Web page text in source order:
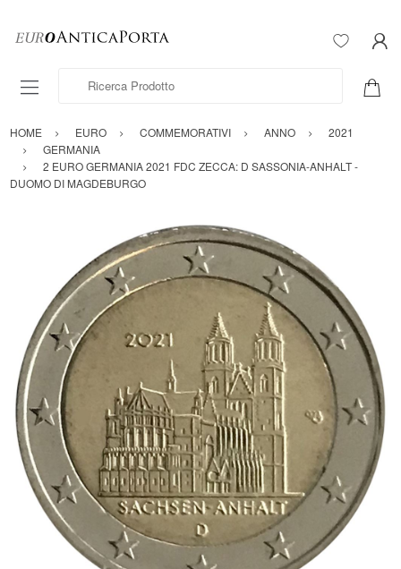
Ricerca Prodotto
HOME EURO COMMEMORATIVI ANNO
2021
GERMANIA
2 EURO GERMANIA 2021 FDC ZECCA: D SASSONIA-ANHALT -
DUOMO DI MAGDEBURGO